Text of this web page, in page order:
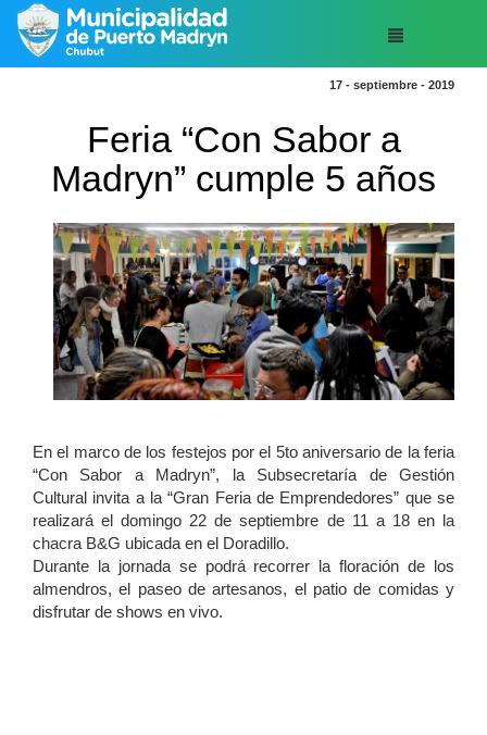
17 - septiembre - 2019
Feria “Con Sabor a
Madryn” cumple 5 años
En el marco de los festejos por el 5to aniversario de la feria
“Con Sabor a Madryn”, la Subsecretaría de Gestión
Cultural invita a la “Gran Feria de Emprendedores” que se
realizará el domingo 22 de septiembre de 11 a 18 en la
chacra B&G ubicada en el Doradillo.
Durante la jornada se podrá recorrer la floración de los
almendros, el paseo de artesanos, el patio de comidas y
disfrutar de shows en vivo.